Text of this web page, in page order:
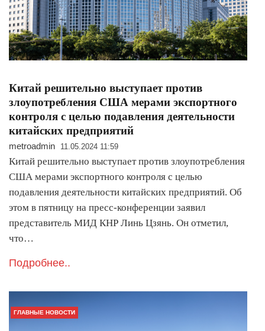
Китай решительно выступает против
злоупотребления США мерами экспортного
контроля с целью подавления деятельности
китайских предприятий
metroadmin 11.05.2024 11:59
Китай решительно выступает против злоупотребления
США мерами экспортного контроля с целью
подавления деятельности китайских предприятий. Об
этом в пятницу на пресс-конференции заявил
представитель МИД КНР Линь Цзянь. Он отметил,
что…
Подробнее..
ГЛАВНЫЕ НОВОСТИ